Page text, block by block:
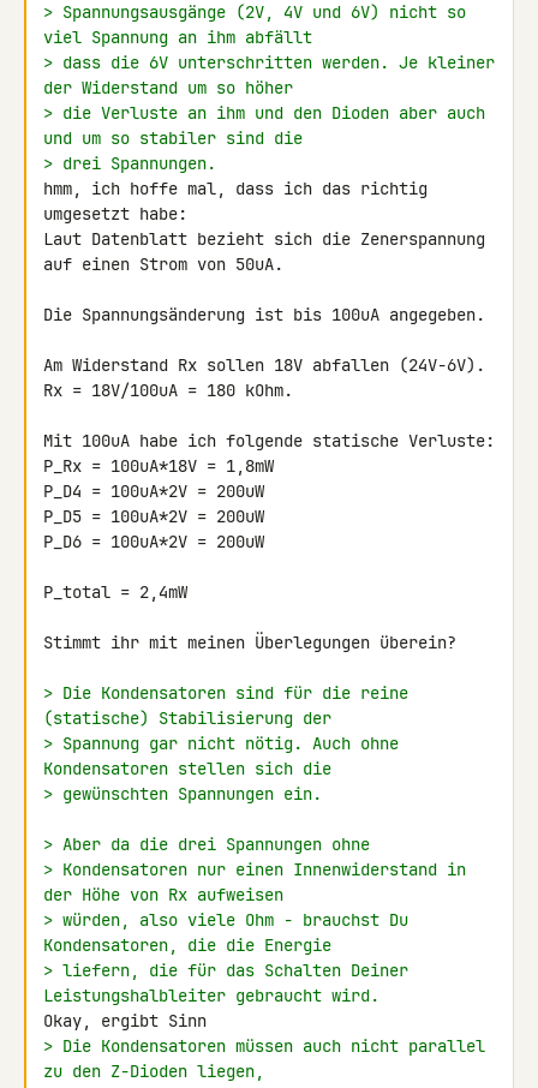
> Spannungsausgänge (2V, 4V und 6V) nicht so
viel Spannung an ihm abfällt
> dass die 6V unterschritten werden. Je kleiner
der Widerstand um so höher
> die Verluste an ihm und den Dioden aber auch
und um so stabiler sind die
> drei Spannungen.
hmm, ich hoffe mal, dass ich das richtig
umgesetzt habe:
Laut Datenblatt bezieht sich die Zenerspannung
auf einen Strom von 50uA.
Die Spannungsänderung ist bis 100uA angegeben.
Am Widerstand Rx sollen 18V abfallen (24V-6V).
Rx = 18V/100uA = 180 kOhm.
Mit 100uA habe ich folgende statische Verluste:
P_Rx = 100uA*18V = 1,8mW
P_D4 = 100uA*2V = 200uW
P_D5 = 100uA*2V = 200uW
P_D6 = 100uA*2V = 200uW
P_total = 2,4mW
Stimmt ihr mit meinen Überlegungen überein?
> Die Kondensatoren sind für die reine
(statische) Stabilisierung der
> Spannung gar nicht nötig. Auch ohne
Kondensatoren stellen sich die
> gewünschten Spannungen ein.
> Aber da die drei Spannungen ohne
> Kondensatoren nur einen Innenwiderstand in
der Höhe von Rx aufweisen
> würden, also viele Ohm - brauchst Du
Kondensatoren, die die Energie
> liefern, die für das Schalten Deiner
Leistungshalbleiter gebraucht wird.
> Die Kondensatoren müssen auch nicht parallel
zu den Z-Dioden liegen,